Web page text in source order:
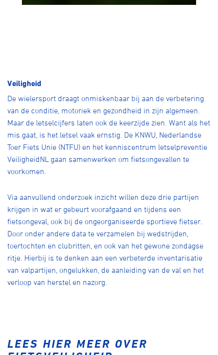
Veiligheid
De wielersport draagt onmiskenbaar bij aan de verbetering
van de conditie, motoriek en gezondheid in zijn algemeen.
Maar de letselcijfers laten ook de keerzijde zien. Want als het
mis gaat, is het letsel vaak ernstig. De KNWU, Nederlandse
Toer Fiets Unie (NTFU) en het kenniscentrum letselpreventie
VeiligheidNL gaan samenwerken om fietsongevallen te
voorkomen.
Via aanvullend onderzoek inzicht willen deze drie partijen
krijgen in wat er gebeurt voorafgaand en tijdens een
fietsongeval, ook bij de ongeorganiseerde sportieve fietser.
Door onder andere data te verzamelen bij wedstrijden,
toertochten en clubritten, en ook van het gewone zondagse
ritje. Hierbij is te denken aan een verbeterde inventarisatie
van valpartijen, ongelukken, de aanleiding van de val en het
verloop van herstel en nazorg.
LEES HIER MEER OVER